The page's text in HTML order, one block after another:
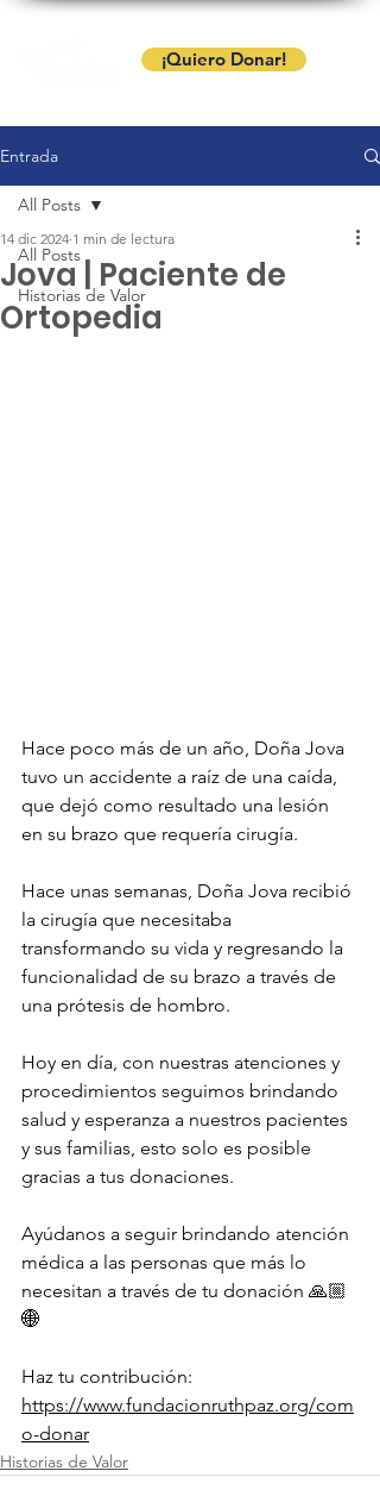
¡Quiero Donar!
Entrada
All Posts
Historias de Valor
All Posts
Jova | Paciente de
Ortopedia
14 dic 2024 1 min de lectura
Hace poco más de un año, Doña Jova
tuvo un accidente a raíz de una caída,
que dejó como resultado una lesión
en su brazo que requería cirugía.
Hace unas semanas, Doña Jova recibió
la cirugía que necesitaba
transformando su vida y regresando la
funcionalidad de su brazo a través de
una prótesis de hombro.
Hoy en día, con nuestras atenciones y
procedimientos seguimos brindando
salud y esperanza a nuestros pacientes
y sus familias, esto solo es posible
gracias a tus donaciones.
Ayúdanos a seguir brindando atención
médica a las personas que más lo
necesitan a través de tu donación 🙏🏼
🌐
Haz tu contribución:
https://www.fundacionruthpaz.org/com
o-donar
Historias de Valor